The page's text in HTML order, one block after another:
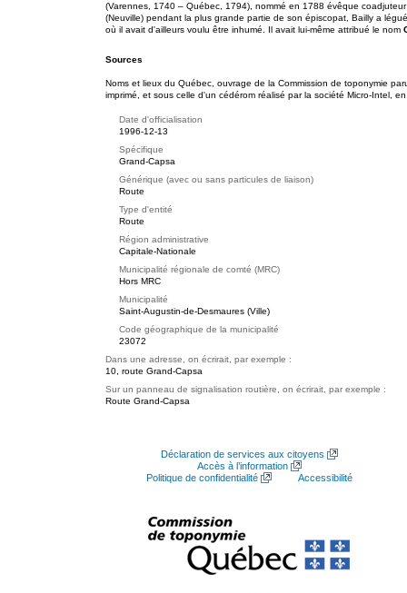
(Varennes, 1740 – Québec, 1794), nommé en 1788 évêque
(Neuville) pendant la plus grande partie de son épiscopat, Bailly a
où il avait d'ailleurs voulu être inhumé. Il avait lui-même attribué le nom
Sources
Noms et lieux du Québec, ouvrage de la Commission de toponymie
imprimé, et sous celle d'un cédérom réalisé par la société Micro-Intel,
Date d'officialisation
1996-12-13
Spécifique
Grand-Capsa
Générique (avec ou sans particules de liaison)
Route
Type d'entité
Route
Région administrative
Capitale-Nationale
Municipalité régionale de comté (MRC)
Hors MRC
Municipalité
Saint-Augustin-de-Desmaures (Ville)
Code géographique de la municipalité
23072
Dans une adresse, on écrirait, par exemple :
10, route Grand-Capsa
Sur un panneau de signalisation routière, on écrirait, par exemple :
Route Grand-Capsa
Déclaration de services aux citoyens
Accès à l’information
Politique de confidentialité
Accessibilité